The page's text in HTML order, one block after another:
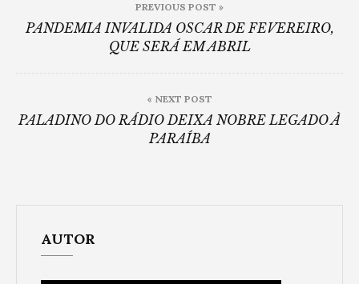
navigation
PREVIOUS POST »
PANDEMIA INVALIDA OSCAR DE FEVEREIRO,
QUE SERÁ EM ABRIL
« NEXT POST
PALADINO DO RÁDIO DEIXA NOBRE LEGADO À
PARAÍBA
AUTOR